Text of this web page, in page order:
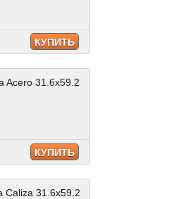
КУПИТЬ
Acero 31.6x59.2
КУПИТЬ
Caliza 31.6x59.2